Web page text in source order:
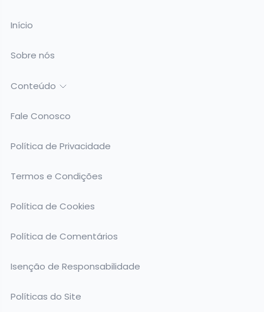
Início
Sobre nós
Conteúdo
Fale Conosco
Política de Privacidade
Termos e Condições
Política de Cookies
Política de Comentários
Isenção de Responsabilidade
Políticas do Site